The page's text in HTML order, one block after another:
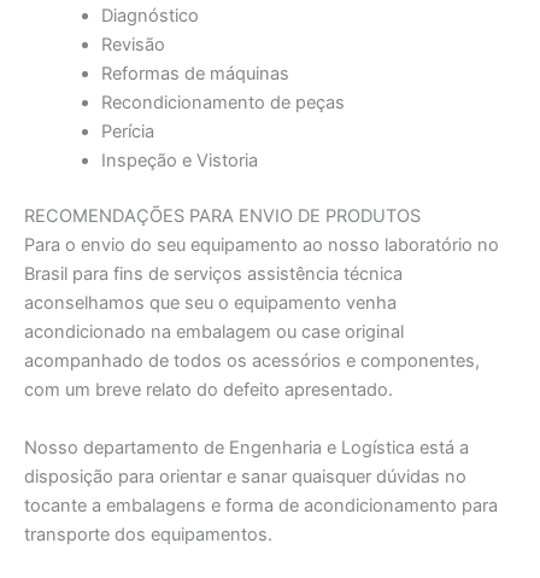
Diagnóstico
Revisão
Reformas de máquinas
Recondicionamento de peças
Perícia
Inspeção e Vistoria
RECOMENDAÇÕES PARA ENVIO DE PRODUTOS
Para o envio do seu equipamento ao nosso laboratório no
Brasil para fins de serviços assistência técnica
aconselhamos que seu o equipamento venha
acondicionado na embalagem ou case original
acompanhado de todos os acessórios e componentes,
com um breve relato do defeito apresentado.
Nosso departamento de Engenharia e Logística está a
disposição para orientar e sanar quaisquer dúvidas no
tocante a embalagens e forma de acondicionamento para
transporte dos equipamentos.